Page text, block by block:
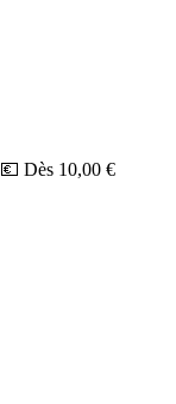
💶 Dès 10,00 €